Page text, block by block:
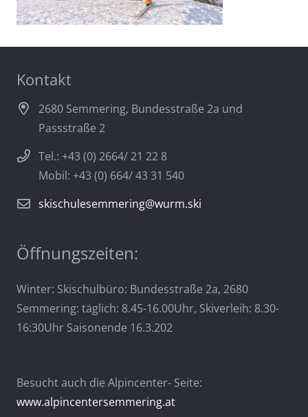
Kontakt
2680 Semmering, Bundesstraße 2a und
Passstraße 2
Tel.: +43 (0) 2664/ 21 22 8
Mobil: +43 (0) 664/ 43 31 540
skischulesemmering@wurm.ski
Öffnungszeiten:
Winter: Skischulbüro: Bundesstraße 2a, 2680
Semmering: täglich: 8.45-16.00Uhr, Skiverleih: 8.30-
16:30Uhr Saisonende 16.3.202
Besucht auch die Alpincenter- Seite:
www.alpincentersemmering.at